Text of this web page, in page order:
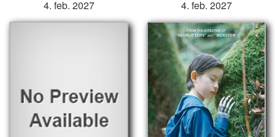
4. feb. 2027
4. feb. 2027